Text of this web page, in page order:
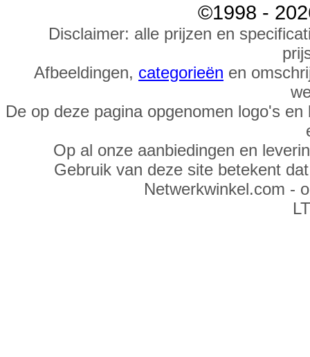
©1998 -
Disclaimer: alle prijzen en
Afbeeldingen, categorieën en
De op deze pagina opgenomen logo's
Op al onze aanbiedingen en
Gebruik van deze site betekent
Netwerkwinkel.com -